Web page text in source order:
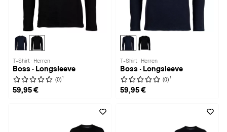
T-Shirt · Herren
Boss · Longsleeve
(0) 1
59,95 €
T-Shirt · Herren
Boss · Longsleeve
(0) 1
59,95 €